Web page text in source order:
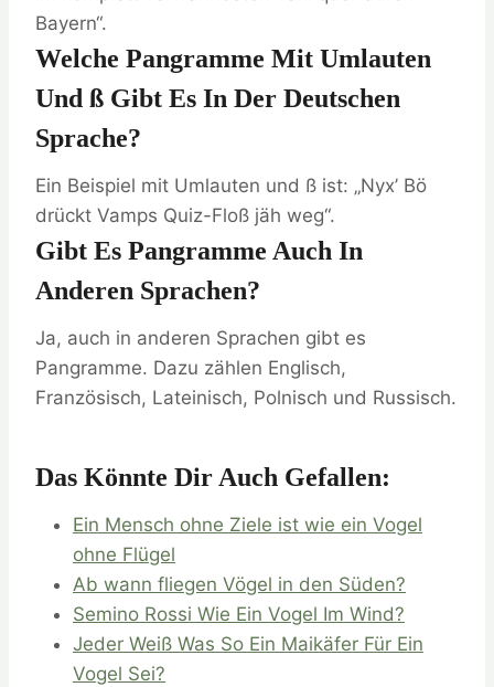
Bayern“.
Welche Pangramme Mit Umlauten
Und SS Gibt Es In Der Deutschen
Sprache?
Ein Beispiel mit Umlauten und ß ist: „Nyx’ Bö
drückt Vamps Quiz-Floß jäh weg“.
Gibt Es Pangramme Auch In
Anderen Sprachen?
Ja, auch in anderen Sprachen gibt es
Pangramme. Dazu zählen Englisch,
Französisch, Lateinisch, Polnisch und Russisch.
Das Könnte Dir Auch Gefallen:
Ein Mensch ohne Ziele ist wie ein Vogel
ohne Flügel
Ab wann fliegen Vögel in den Süden?
Semino Rossi Wie Ein Vogel Im Wind?
Jeder Weiß Was So Ein Maikäfer Für Ein
Vogel Sei?